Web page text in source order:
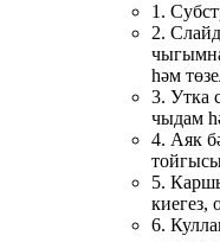
1.
2.
һәм
3. Утка
чыдам
4. Аяк
5.
киегез,
6.